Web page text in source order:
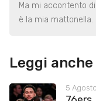
Ma mi accontento
è la mia mattonella.
Leggi anche
5